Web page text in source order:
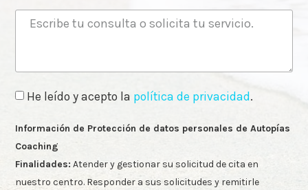
He leído y acepto la política de privacidad.
Información de Protección de datos personales de Autopías
Coaching
Finalidades: Atender y gestionar su solicitud de cita en
nuestro centro. Responder a sus solicitudes y remitirle